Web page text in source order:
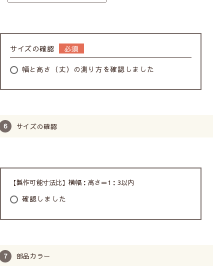
窓枠に隙間なくスクリーンをつけたい場合は、
幅は窓枠外側の寸法+4cm以上でご注文いただくと、
生地の向きとロールの巻き方について
標準です。
ご注文の際、ご指定がなければこちらの「標準仕様」に
サイズの確認
幅と高さ（丈）の測り方を確認しました
サイズの確認
【製作可能寸法比】横幅：高さ＝1：3以内
確認しました
部品カラー